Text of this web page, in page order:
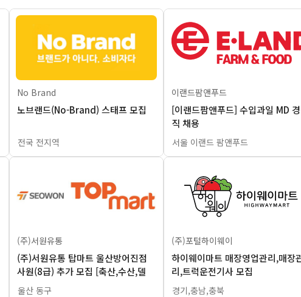
No Brand
노브랜드(No-Brand) 스태프 모집
전국 전지역
이랜드팜앤푸드
[이랜드팜앤푸드] 수입과일 MD
직 채용
서울 이랜드 팜앤푸드
(주)서원유통
(주)서원유통 탑마트 울산방어진점
사원(8급) 추가 모집 [축산,수산,델
리]
울산 동구
(주)포털하이웨이
하이웨이마트 매장영업관리,매장
리,트럭운전기사 모집
경기,충남,충북